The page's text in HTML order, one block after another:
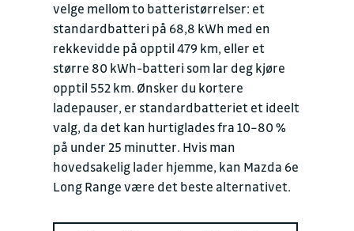
velge mellom to batteristørrelser: et
standardbatteri på 68,8 kWh med en
rekkevidde på opptil 479 km, eller et
større 80 kWh-batteri som lar deg kjøre
opptil 552 km. Ønsker du kortere
ladepauser, er standardbatteriet et ideelt
valg, da det kan hurtiglades fra 10–80 %
på under 25 minutter. Hvis man
hovedsakelig lader hjemme, kan Mazda 6e
Long Range være det beste alternativet.